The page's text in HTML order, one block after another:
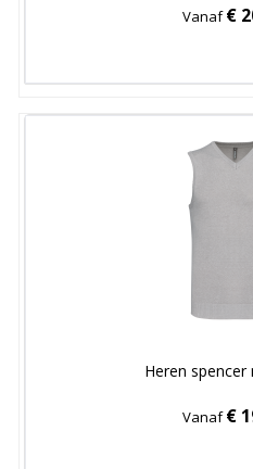
Vanaf€
Heren spencer
Vanaf€